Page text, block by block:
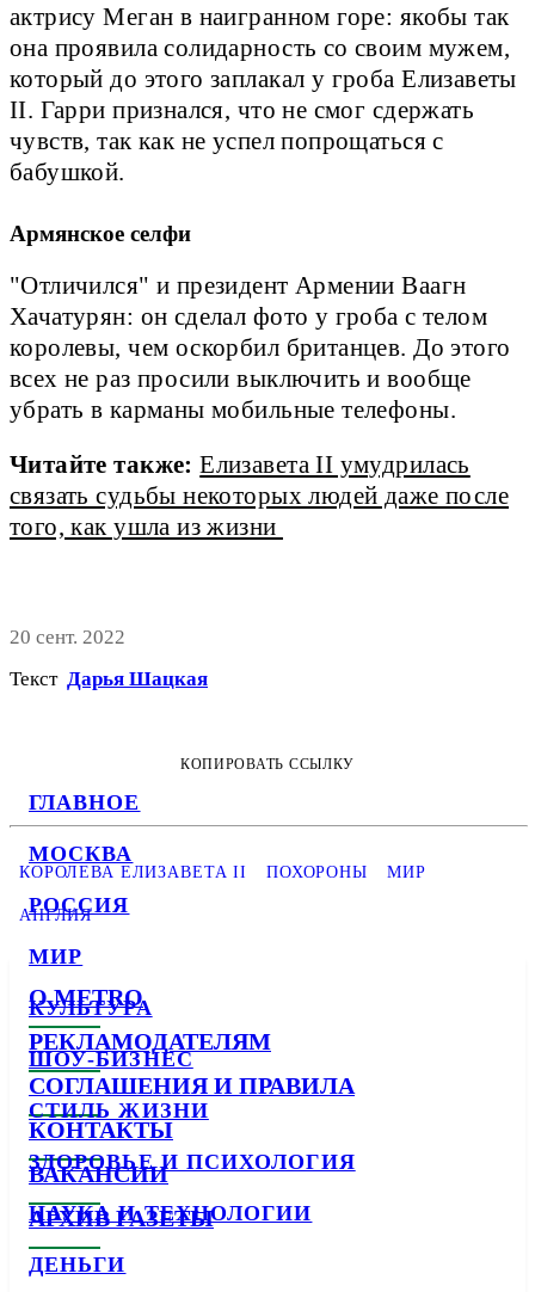
ГЛАВНОЕ
МОСКВА
РОССИЯ
МИР
КУЛЬТУРА
ШОУ-БИЗНЕС
СТИЛЬ ЖИЗНИ
ЗДОРОВЬЕ И ПСИХОЛОГИЯ
НАУКА И ТЕХНОЛОГИИ
ДЕНЬГИ
актрису Меган в наигранном горе: якобы так
она проявила солидарность со своим мужем,
который до этого заплакал у гроба Елизаветы
II. Гарри признался, что не смог сдержать
чувств, так как не успел попрощаться с
бабушкой.
Армянское селфи
"Отличился" и президент Армении Ваагн
Хачатурян: он сделал фото у гроба с телом
королевы, чем оскорбил британцев. До этого
всех не раз просили выключить и вообще
убрать в карманы мобильные телефоны.
Читайте также:Елизавета II умудрилась
связать судьбы некоторых людей даже после
того, как ушла из жизни
20 сент. 2022
Текст Дарья Шацкая
КОПИРОВАТЬ ССЫЛКУ
КОРОЛЕВА ЕЛИЗАВЕТА II ПОХОРОНЫ МИР
АНГЛИЯ
О METRO
РЕКЛАМОДАТЕЛЯМ
СОГЛАШЕНИЯ И ПРАВИЛА
КОНТАКТЫ
ВАКАНСИИ
АРХИВ ГАЗЕТЫ